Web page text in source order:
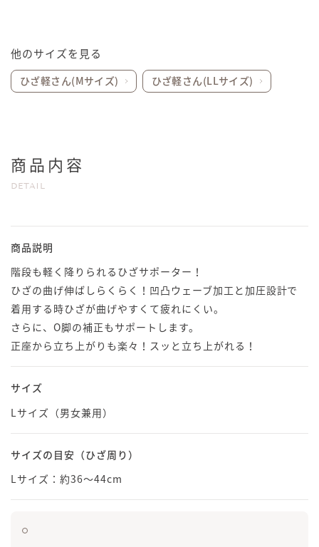
他のサイズを見る
ひざ軽さん(Mサイズ) ひざ軽さん(LLサイズ)
商品内容
DETAIL
商品説明
階段も軽く降りられるひざサポーター！
ひざの曲げ伸ばしらくらく！凹凸ウェーブ加工と加圧設計で
着用する時ひざが曲げやすくて疲れにくい。
さらに、O脚の補正もサポートします。
正座から立ち上がりも楽々！スッと立ち上がれる！
サイズ
Lサイズ（男女兼用）
サイズの目安（ひざ周り）
Lサイズ：約36～44cm